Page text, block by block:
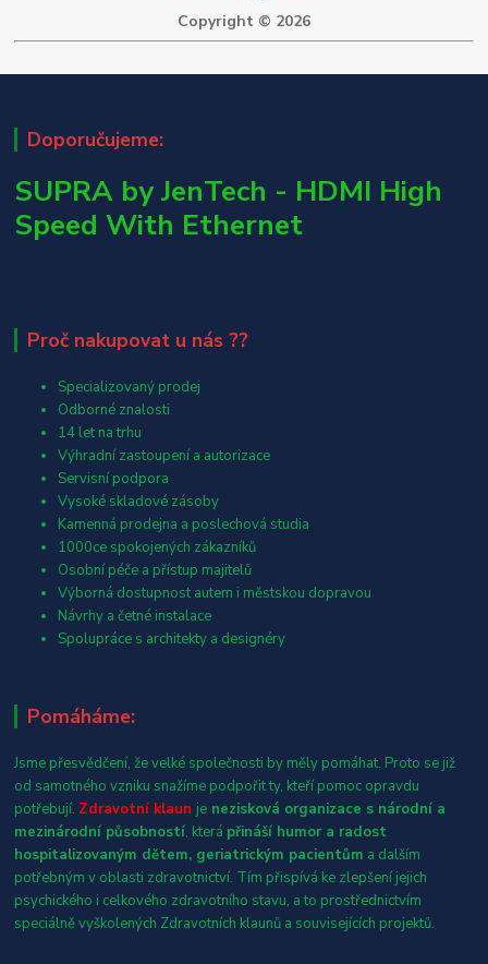
Copyright © 2026
Doporučujeme:
SUPRA by JenTech - HDMI High
Speed With Ethernet
Proč nakupovat u nás ??
Specializovaný prodej
Odborné znalosti
14 let na trhu
Výhradní zastoupení a autorizace
Servisní podpora
Vysoké skladové zásoby
Kamenná prodejna a poslechová studia
1000ce spokojených zákazníků
Osobní péče a přístup majitelů
Výborná dostupnost autem i městskou dopravou
Návrhy a četné instalace
Spolupráce s architekty a designéry
Pomáháme:
Jsme přesvědčení, že velké společnosti by měly pomáhat. Proto se již
od samotného vzniku snažíme podpořit ty, kteří pomoc opravdu
potřebují. Zdravotní klaun je nezisková organizace s národní a
mezinárodní působností, která přináší humor a radost
hospitalizovaným dětem, geriatrickým pacientům a dalším
potřebným v oblasti zdravotnictví. Tím přispívá ke zlepšení jejich
psychického i celkového zdravotního stavu, a to prostřednictvím
speciálně vyškolených Zdravotních klaunů a souvisejících projektů.